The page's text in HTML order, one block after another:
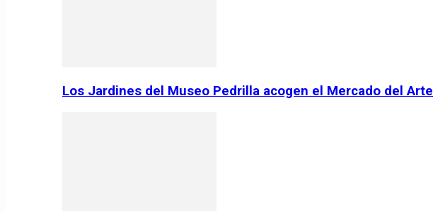
Los Jardines del Museo Pedrilla acogen el Mercado del Arte